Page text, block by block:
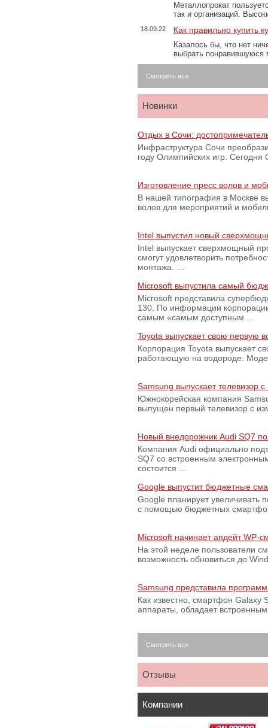
Металлопрокат
так и организаций.
18.09.22 Как правильно купить
Казалось бы, что нет
выбрать
Смотреть все
Новинки
Отдых в Сочи:
Инфраструктура Сочи
году Олимпийских игр.
Изготовление пресс волов и
В нашей типография в Москве
волов для мероприятий и
Intel выпустил новый
Intel выпускает сверхмощный
смогут удовлетворить
монтажа. …
Microsoft выпустила самый
Microsoft представила
130. По информации
самым «самым доступным …
Toyota выпускает свою первую
Корпорация Toyota выпускает
работающую на водороде.
Samsung выпускает телевизор
Южнокорейская компания
выпущен первый телевизор с
Новый внедорожник Audi SQ7
Компания Audi официально
SQ7 со встроенным
состоится …
Google выпустит бюджетные
Google планирует увеличивать
с помощью бюджетных
Microsoft начинает апдейт WP-
На этой неделе пользователи
возможность обновиться до
Samsung представила
Как известно, смартфон Galaxy
аппараты, обладает
Смотреть все
Отзывы
Компании